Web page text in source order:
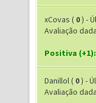
xCovas ( 0) -
Avaliação
Positiva (+1):
Danillol( 0) -
Avaliação